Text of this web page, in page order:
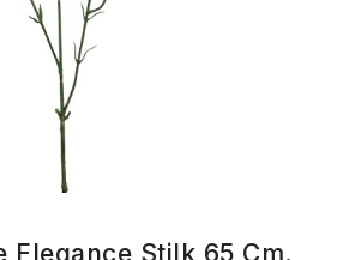
Elegance Stilk 65 Cm.